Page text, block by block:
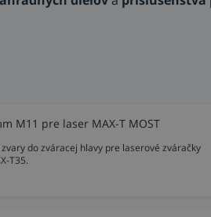
M11 pre laser MAX-T MOST
do zváracej hlavy pre laserové zváračky
T35.